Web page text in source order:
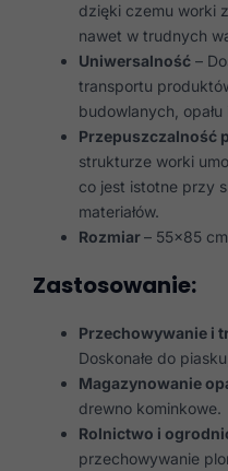
dzięki czemu worki
nawet w trudnych
Uniwersalność –
transportu
budowlanych,
Przepuszczalność
strukturze worki
co jest istotne przy
materiałów.
Rozmiar– 55×85 cm
Zastosowanie:
Przechowywanie i
Doskonałe do
Magazynowanie
drewno kominkowe.
Rolnictwo i
przechowywanie